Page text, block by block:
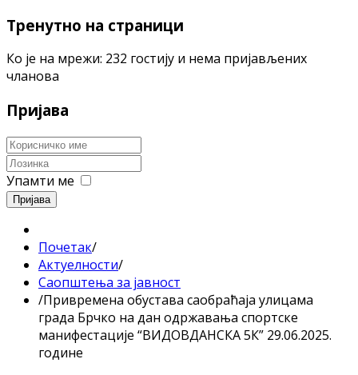
Тренутно на страници
Ко је на мрежи: 232 гостију и нема пријављених
чланова
Пријава
Упамти ме
Пријава
Почетак/
Актуелности/
Саопштења за јавност
/Привремена обустава саобраћаја улицама
града Брчко на дан одржавања спортске
манифестације “ВИДОВДАНСКА 5К” 29.06.2025.
године